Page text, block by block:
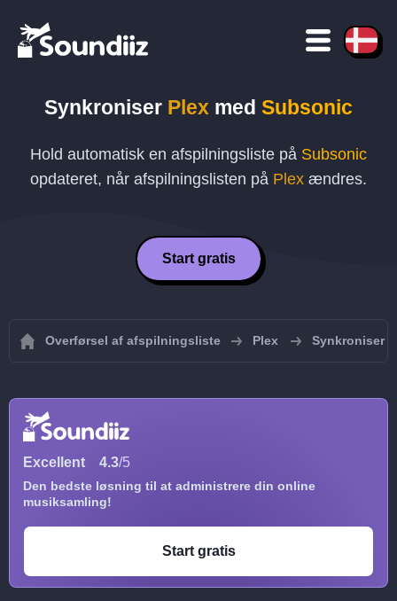
Synkroniser Plex med Subsonic
Hold automatisk en afspilningsliste på Subsonic
opdateret, når afspilningslisten på Plex ændres.
Start gratis
Overførsel af afspilningsliste Plex Synkroniser
Excellent 4.3/5
Den bedste løsning til at administrere din online
musiksamling!
Start gratis